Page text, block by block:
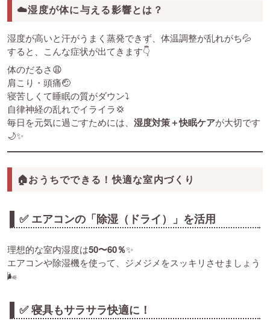
☁️湿度が体に与える影響とは？
湿度が高いと汗がうまく蒸発できず、体温調整が乱れがち💦
すると、こんな症状が出てきます👇
体のだるさ😩
肩こり・頭痛🤕
寝苦しくて睡眠の質がダウン⤵️
自律神経の乱れでイライラ💢
毎日を元気に過ごすためには、 湿度対策＋快眠ケアが大切です
🌙✨
🏠おうちでできる！快適な室内づくり
✅ エアコンの「除湿（ドライ）」を活用
理想的な室内湿度は50〜60％✨
エアコンや除湿機を使って、ジメジメをスッキリさせましょう
🌬️
✅ 寝具もサラサラ快適に！